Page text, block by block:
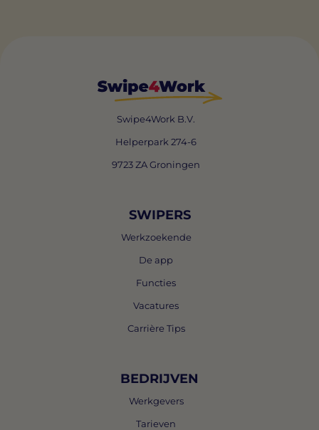
Swipe4Work B.V.
Helperpark 274-6
9723 ZA Groningen
SWIPERS
Werkzoekende
De app
Functies
Vacatures
Carrière Tips
BEDRIJVEN
Werkgevers
Tarieven